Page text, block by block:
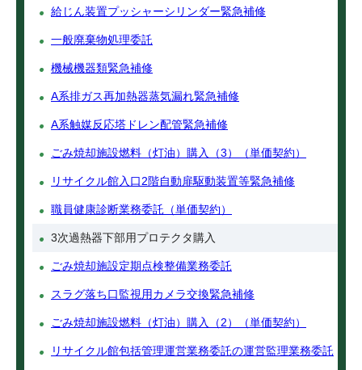
給じん装置プッシャーシリンダー緊急補修
一般廃棄物処理委託
機械機器類緊急補修
A系排ガス再加熱器蒸気漏れ緊急補修
A系触媒反応塔ドレン配管緊急補修
ごみ焼却施設燃料（灯油）購入（3）（単価契約）
リサイクル館入口2階自動扉駆動装置等緊急補修
職員健康診断業務委託（単価契約）
3次過熱器下部用プロテクタ購入
ごみ焼却施設定期点検整備業務委託
スラグ落ち口監視用カメラ交換緊急補修
ごみ焼却施設燃料（灯油）購入（2）（単価契約）
リサイクル館包括管理運営業務委託の運営監理業務委託